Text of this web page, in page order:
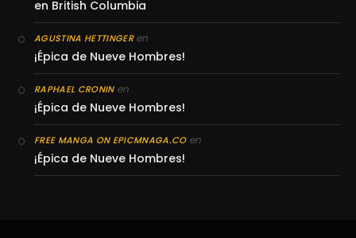
en British Columbia
AGUSTINA HETTINGERen
¡Épica de Nueve Hombres!
RAPHAEL CRONINen
¡Épica de Nueve Hombres!
FREE MANGA ON EPICMNAGA.COen
¡Épica de Nueve Hombres!